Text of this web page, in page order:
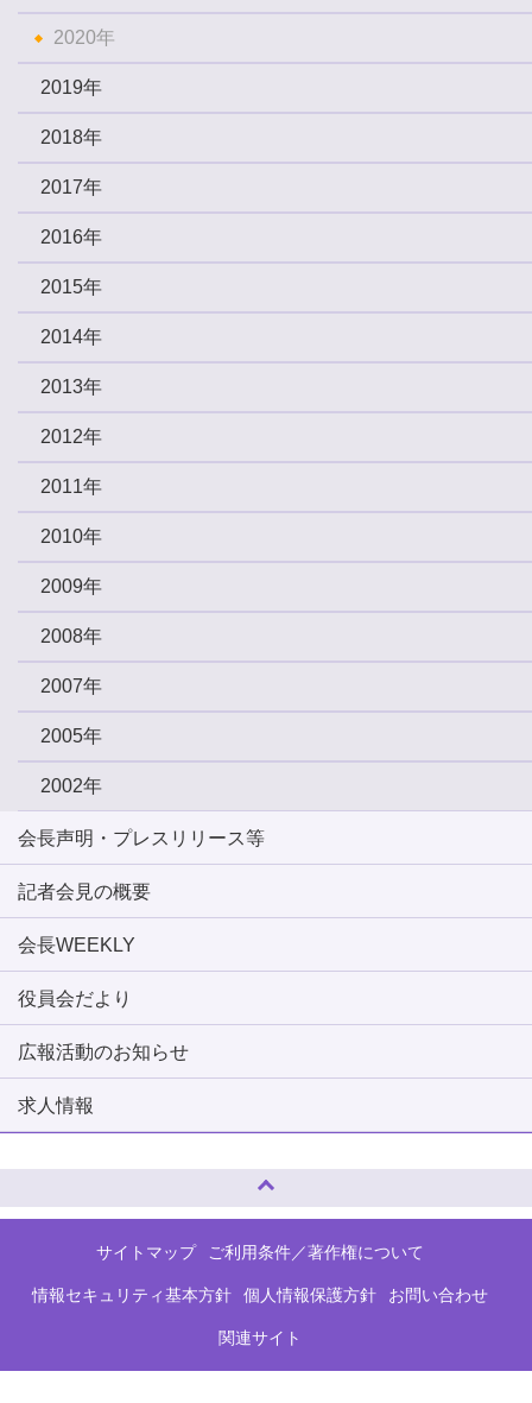
2020年
2019年
2018年
2017年
2016年
2015年
2014年
2013年
2012年
2011年
2010年
2009年
2008年
2007年
2005年
2002年
会長声明・プレスリリース等
記者会見の概要
会長WEEKLY
役員会だより
広報活動のお知らせ
求人情報
サイトマップ ご利用条件／著作権について
情報セキュリティ基本方針 個人情報保護方針 お問い合わせ
関連サイト